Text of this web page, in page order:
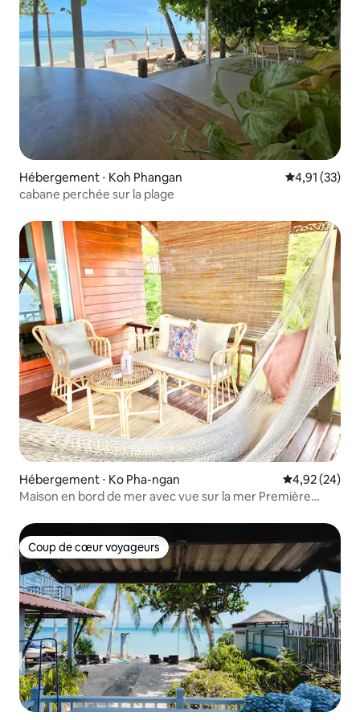
Hébergement ⋅ Koh Phangan Évaluation
4,91 (33)
cabane perchée sur la plage
Hébergement ⋅ Ko Pha-ngan Évaluation
4,92 (24)
Maison en bord de mer avec vue sur la mer Première
Coup de cœur voyageurs
Coup de cœur voyageurs